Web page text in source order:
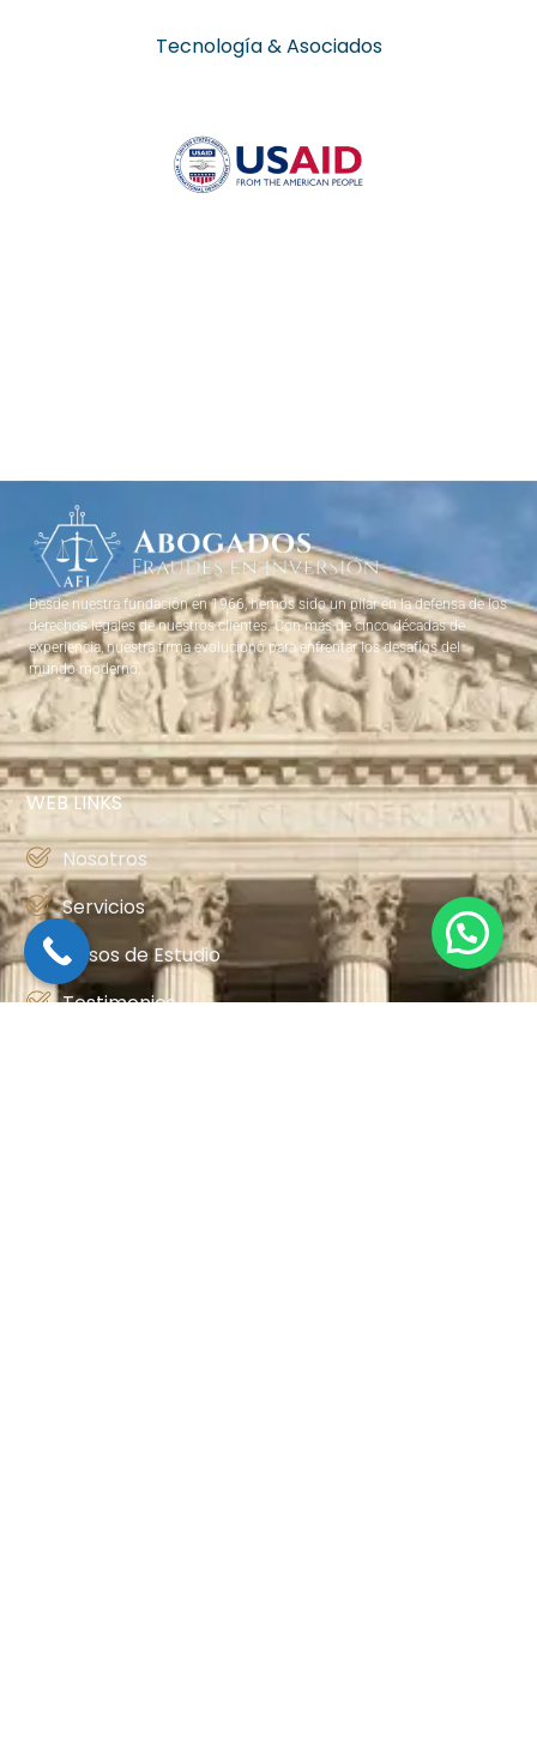
Tecnología & Asociados
Desde nuestra fundación en 1966, hemos sido un pilar en la defensa de los
derechos legales de nuestros clientes. Con más de cinco décadas de
experiencia, nuestra firma evolucionó para enfrentar los desafíos del
mundo moderno.
WEB LINKS
Nosotros
Servicios
Casos de Estudio
Testimonios